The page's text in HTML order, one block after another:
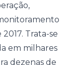
Trata-se
em milhares
dezenas de